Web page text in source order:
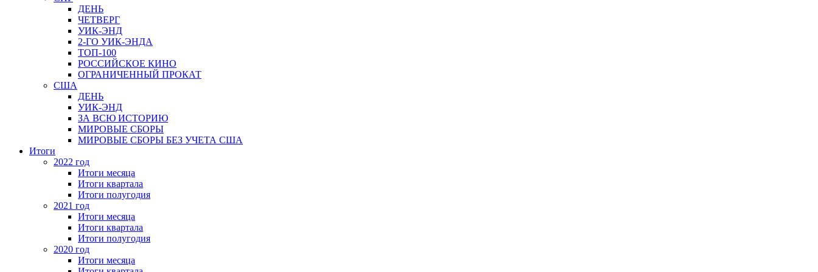
ДЕНЬ
ЧЕТВЕРГ
УИК-ЭНД
2-ГО УИК-ЭНДА
ТОП-100
РОССИЙСКОЕ КИНО
ОГРАНИЧЕННЫЙ ПРОКАТ
США
ДЕНЬ
УИК-ЭНД
ЗА ВСЮ ИСТОРИЮ
МИРОВЫЕ СБОРЫ
МИРОВЫЕ СБОРЫ БЕЗ УЧЕТА США
Итоги
2022 год
Итоги месяца
Итоги квартала
Итоги полугодия
2021 год
Итоги месяца
Итоги квартала
Итоги полугодия
2020 год
Итоги месяца